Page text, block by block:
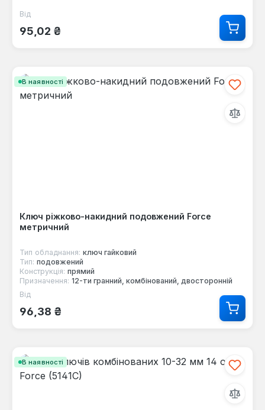
Звичайна ціна:
Від
95,02 ₴
В наявності
Ключ ріжково-накидний подовжений Force
метричний
Тип обладнання: ключ гайковий
Тип: подовжений
Конструкція: прямий
Призначення: 12-ти гранний, комбінований, двосторонній
Звичайна ціна:
Від
96,38 ₴
В наявності